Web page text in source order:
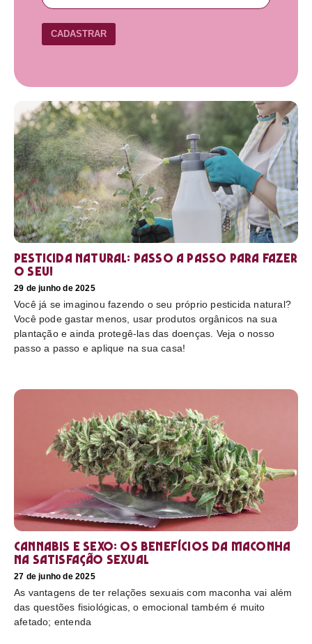
CADASTRAR
Pesticida natural: Passo a passo para fazer
o seu!
29 de junho de 2025
Você já se imaginou fazendo o seu próprio pesticida natural?
Você pode gastar menos, usar produtos orgânicos na sua
plantação e ainda protegê-las das doenças. Veja o nosso
passo a passo e aplique na sua casa!
Cannabis e sexo: os benefícios da maconha
na satisfação sexual
27 de junho de 2025
As vantagens de ter relações sexuais com maconha vai além
das questões fisiológicas, o emocional também é muito
afetado; entenda